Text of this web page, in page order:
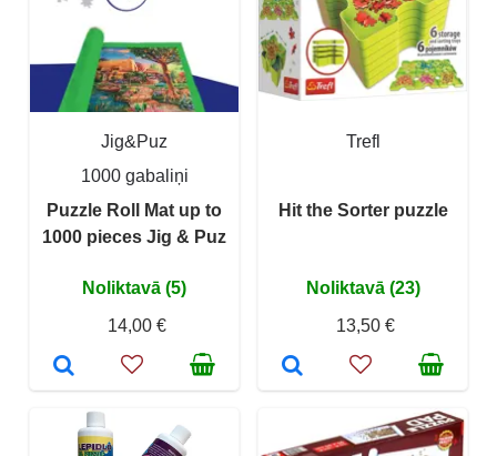
Jig&Puz
1000 gabaliņi
Puzzle Roll Mat up to
1000 pieces Jig & Puz
Noliktavā (5)
14,00 €
Trefl
Hit the Sorter puzzle
Noliktavā (23)
13,50 €